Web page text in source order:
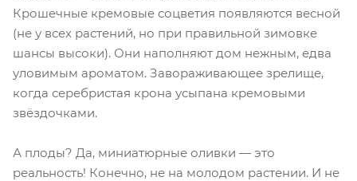
Крошечные кремовые соцветия появляются весной
(не у всех растений, но при правильной зимовке
шансы высоки). Они наполняют дом нежным, едва
уловимым ароматом. Завораживающее зрелище,
когда серебристая крона усыпана кремовыми
звёздочками.
А плоды? Да, миниатюрные оливки — это
реальность! Конечно, не на молодом растении. И не